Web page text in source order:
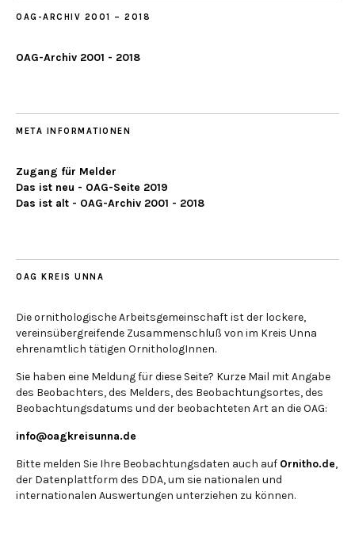
OAG-ARCHIV 2001 – 2018
OAG-Archiv 2001 - 2018
META INFORMATIONEN
Zugang für Melder
Das ist neu - OAG-Seite 2019
Das ist alt - OAG-Archiv 2001 - 2018
OAG KREIS UNNA
Die ornithologische Arbeitsgemeinschaft ist der lockere,
vereinsübergreifende Zusammenschluß von im Kreis Unna
ehrenamtlich tätigen OrnithologInnen.
Sie haben eine Meldung für diese Seite? Kurze Mail mit Angabe
des Beobachters, des Melders, des Beobachtungsortes, des
Beobachtungsdatums und der beobachteten Art an die OAG:
info@oagkreisunna.de
Bitte melden Sie Ihre Beobachtungsdaten auch auf Ornitho.de,
der Datenplattform des DDA, um sie nationalen und
internationalen Auswertungen unterziehen zu können.